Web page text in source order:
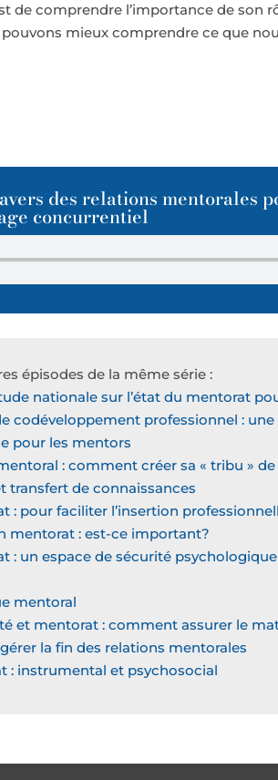
de comprendre l’importance de son
mieux comprendre ce que
des relations mentorales
concurrentiel
épisodes de la même série :
nationale sur l’état du mentorat
codéveloppement professionnel :
pour les mentors
: comment créer sa « tribu »
transfert de connaissances
: pour faciliter l’insertion
mentorat : est-ce important?
: un espace de sécurité
mentoral
et mentorat : comment assurer le
la fin des relations mentorales
: instrumental et psychosocial